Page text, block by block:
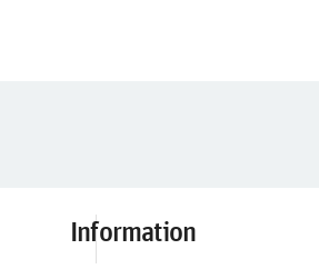
Information